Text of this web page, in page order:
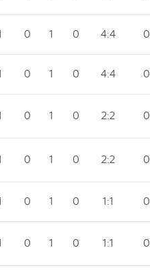
0 1 0 4:4 0
0 1 0 4:4 0
0 1 0 2:2 0
0 1 0 2:2 0
0 1 0 1:1 0
0 1 0 1:1 0